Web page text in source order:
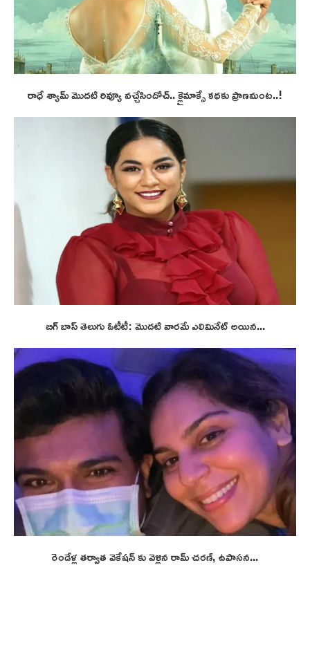
రాధే శ్యామ్ మొదటి రివ్యూ వచ్చేసిందోచ్.. క్లైమాక్సే కథకు ప్రాణమంట..!
బిగ్ బాస్ తెలుగు ఓటీటీ: మొదటి వారమే ఎలిమినేట్ అయిన...
రెండేళ్ల తర్వాత వెకేషన్ కు వెళ్లిన రామ్ చరణ్, ఉపాసన...